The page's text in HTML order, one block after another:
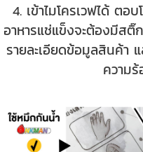
4. เข้าไมโครเวฟได้ ตอ
อาหารแช่แข็งจะต้องมีส
รายละเอียดข้อมูลสินค้า
ความ